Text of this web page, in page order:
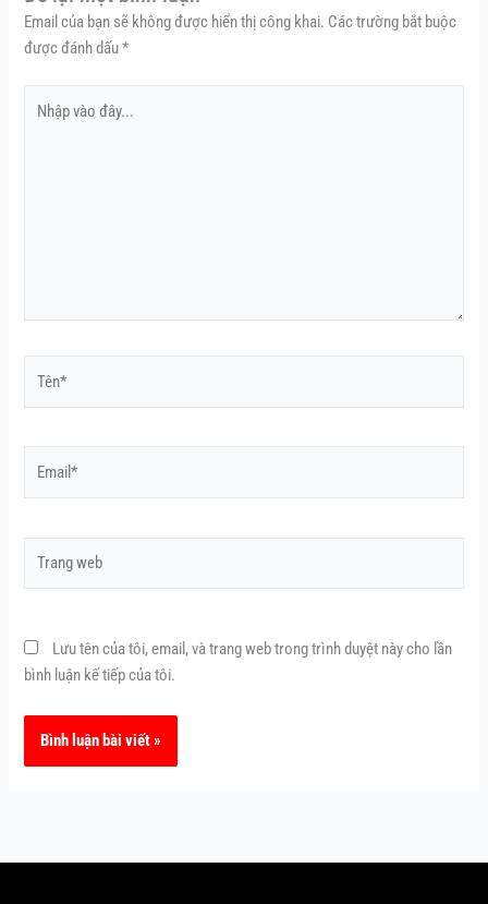
Email của bạn sẽ không được hiển thị công khai. Các trường bắt buộc
được đánh dấu*
vào
Lưu tên của tôi, email, và trang web trong trình duyệt này cho lần
bình luận kế tiếp của tôi.